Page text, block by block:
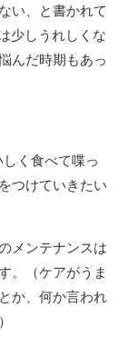
い、と書かれて
少しうれしくな
んだ時期もあっ
く食べて喋っ
つけていきたい
メンテナンスは
。（ケアがうま
か、何か言われ